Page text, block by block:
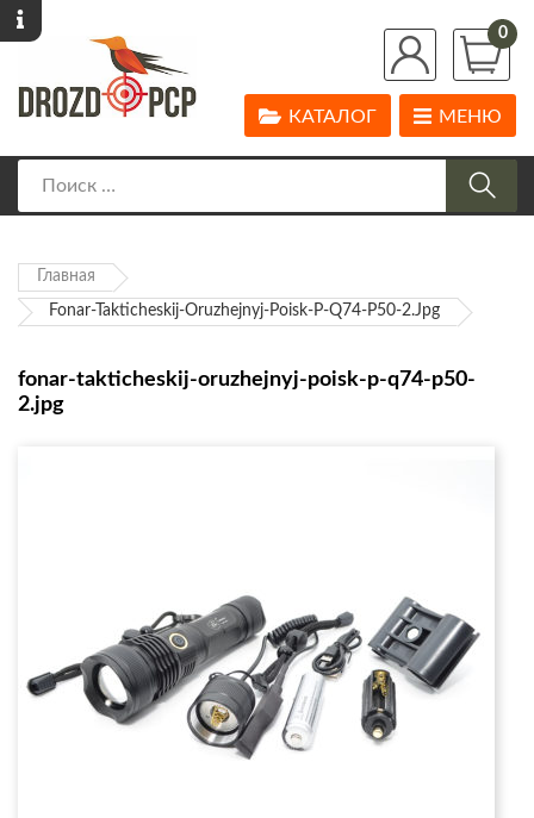
0
МЕНЮ
КАТАЛОГ
Главная
Fonar-Takticheskij-Oruzhejnyj-Poisk-P-Q74-P50-2.jpg
fonar-takticheskij-oruzhejnyj-poisk-p-q74-p50-
2.jpg